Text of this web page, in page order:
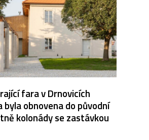
fara v Drnovicích
byla obnovena do původní
kolonády se zastávkou